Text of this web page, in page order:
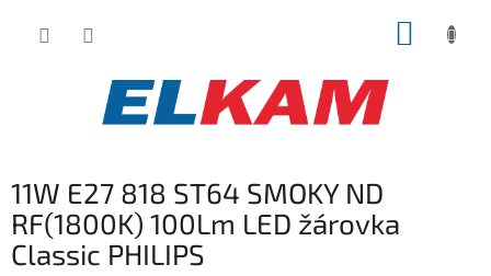
11W E27 818 ST64 SMOKY ND
RF(1800K) 100Lm LED žárovka
Classic PHILIPS